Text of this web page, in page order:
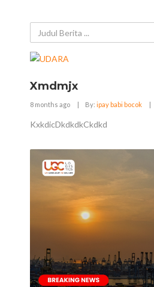
Xmdmjx
8 months ago | By: ipay babi bocok |
KxkdicDkdkdkCkdkd